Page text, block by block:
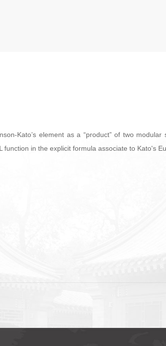
Kato’s element as a “product” of two
in the explicit formula associate to Kato's